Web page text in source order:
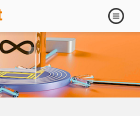
öffnen